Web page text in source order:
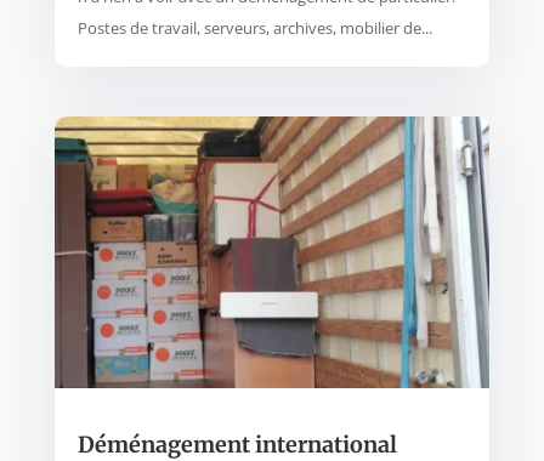
Postes de travail, serveurs, archives, mobilier de...
Déménagement international